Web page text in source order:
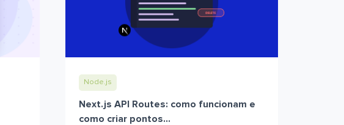
Node.js
Next.js API Routes: como funcionam e
como criar pontos...